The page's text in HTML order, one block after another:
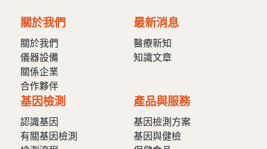
關於我們
關於我們
儀器設備
關係企業
合作夥伴
最新消息
醫療新知
知識文章
基因檢測
認識基因
有關基因檢測
產品與服務
基因檢測方案
基因與健檢